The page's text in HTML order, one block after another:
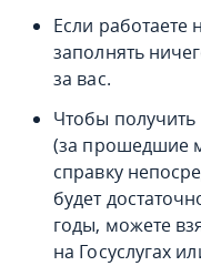
Если работаете
заполнять
за вас.
Чтобы
(за прошедшие
справку
будет
годы, можете
на Госуслугах